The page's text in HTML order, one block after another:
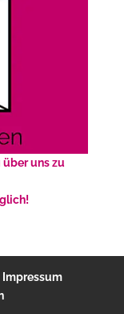
über uns zu
Impressum